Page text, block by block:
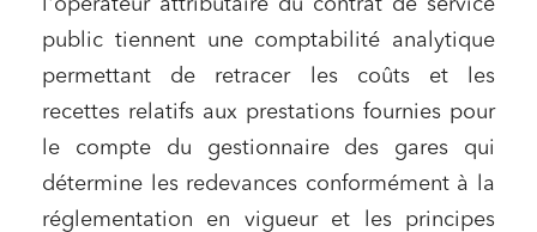
l'opérateur attributaire du contrat de service
public tiennent une comptabilité analytique
permettant de retracer les coûts et les
recettes relatifs aux prestations fournies pour
le compte du gestionnaire des gares qui
détermine les redevances conformément à la
réglementation en vigueur et les principes